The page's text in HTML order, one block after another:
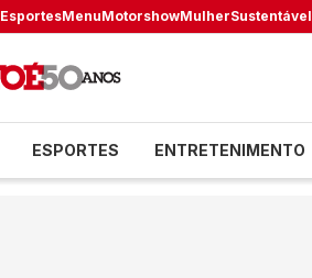
EsportesMenuMotorshowMulherSustentável
ESPORTES ENTRETENIMENTO